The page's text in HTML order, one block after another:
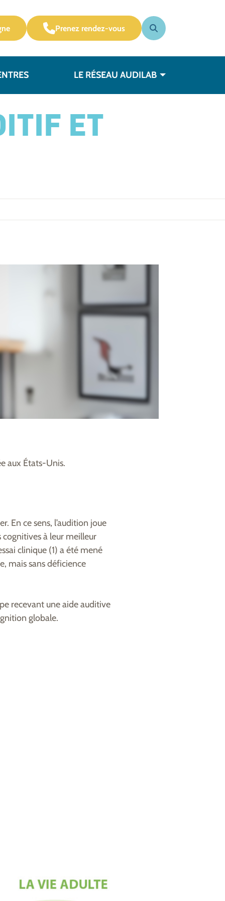
Prenez rendez-vous
LE RÉSEAU AUDILAB
ET
aux États-Unis.
En ce sens, l’audition joue
à leur meilleur
clinique (1) a été mené
mais sans déficience
recevant une aide auditive
globale.